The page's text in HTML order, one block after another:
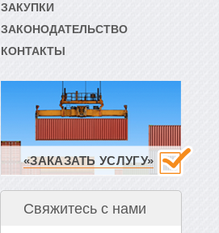
ЗАКУПКИ
ЗАКОНОДАТЕЛЬСТВО
КОНТАКТЫ
«ЗАКАЗАТЬ УСЛУГУ»
Свяжитесь с нами